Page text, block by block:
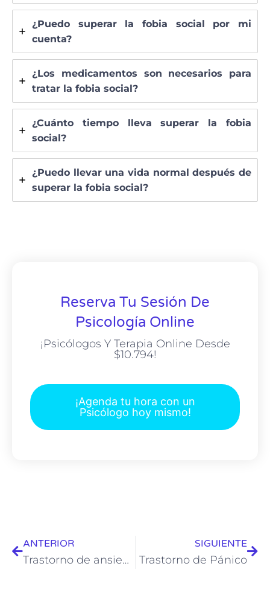
¿Puedo superar la fobia social por mi
cuenta?
¿Los medicamentos son necesarios para
tratar la fobia social?
¿Cuánto tiempo lleva superar la fobia
social?
¿Puedo llevar una vida normal después de
superar la fobia social?
Reserva Tu Sesión De
Psicología Online
¡Psicólogos Y Terapia Online Desde
$10.794!
¡Agenda tu hora con un
Psicólogo hoy mismo!
ANTERIOR
Trastorno de ansiedad social
SIGUIENTE
Trastorno de Pánico